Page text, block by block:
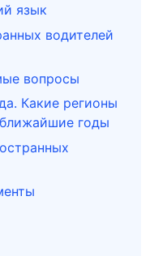
язык
водителей
вопросы
Какие регионы
годы